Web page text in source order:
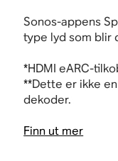
Sonos-appens
type lyd som blir
*HDMI eARC-
**Dette er ikke
dekoder.
Finn ut mer